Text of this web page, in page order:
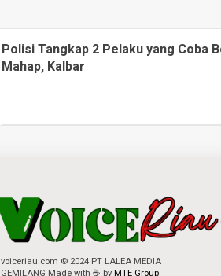
Polisi Tangkap 2 Pelaku yang Coba
Mahap, Kalbar
voiceriau.com © 2024 PT LALEA MEDIA